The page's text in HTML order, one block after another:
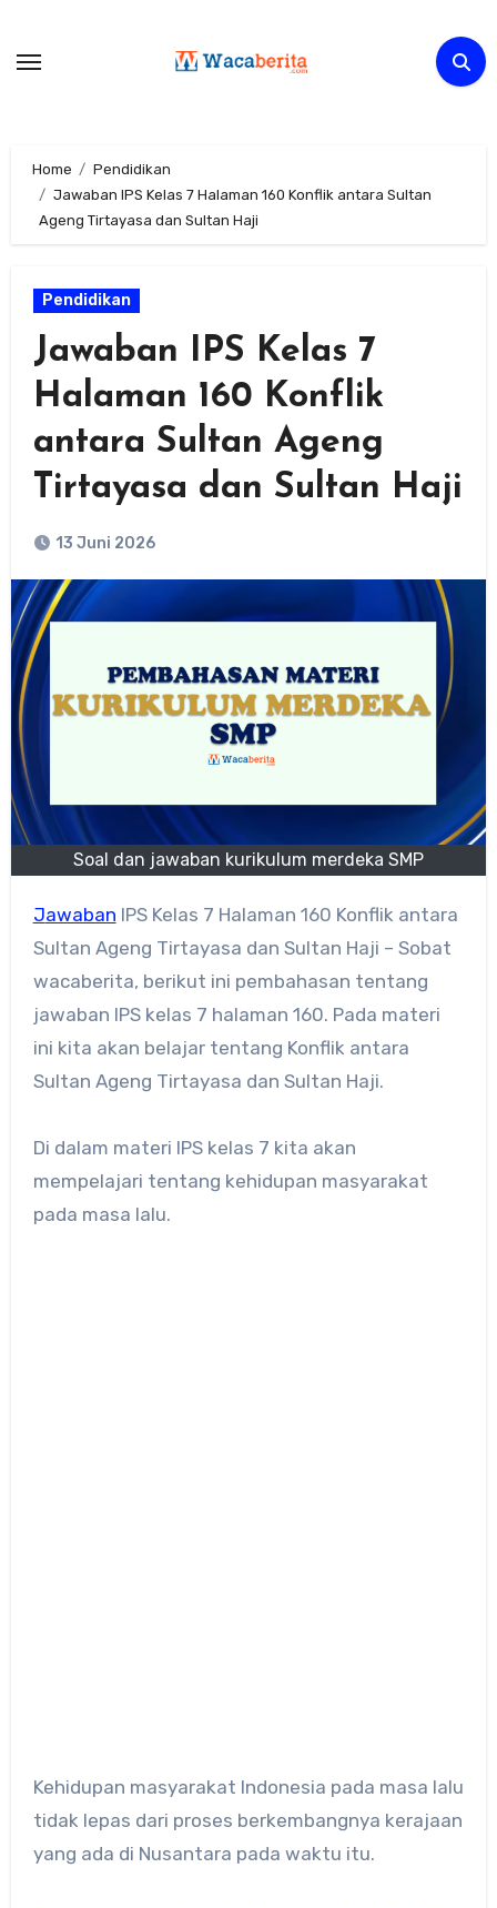
content
Home
Pendidikan
Jawaban IPS Kelas 7 Halaman 160 Konflik antara Sultan
Ageng Tirtayasa dan Sultan Haji
Pendidikan
Jawaban IPS Kelas 7
Halaman 160 Konflik
antara Sultan Ageng
Tirtayasa dan Sultan Haji
13 Juni 2026
Soal dan jawaban kurikulum merdeka SMP
Jawaban IPS Kelas 7 Halaman 160 Konflik antara
Sultan Ageng Tirtayasa dan Sultan Haji – Sobat
wacaberita, berikut ini pembahasan tentang
jawaban IPS kelas 7 halaman 160. Pada materi
ini kita akan belajar tentang Konflik antara
Sultan Ageng Tirtayasa dan Sultan Haji.
Di dalam materi IPS kelas 7 kita akan
mempelajari tentang kehidupan masyarakat
pada masa lalu.
Kehidupan masyarakat Indonesia pada masa lalu
tidak lepas dari proses berkembangnya kerajaan
yang ada di Nusantara pada waktu itu.